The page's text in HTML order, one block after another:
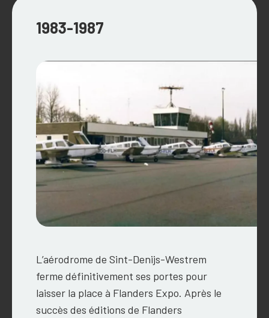
1983-1987
L’aérodrome de Sint-Denijs-Westrem
ferme définitivement ses portes pour
laisser la place à Flanders Expo. Après le
succès des éditions de Flanders